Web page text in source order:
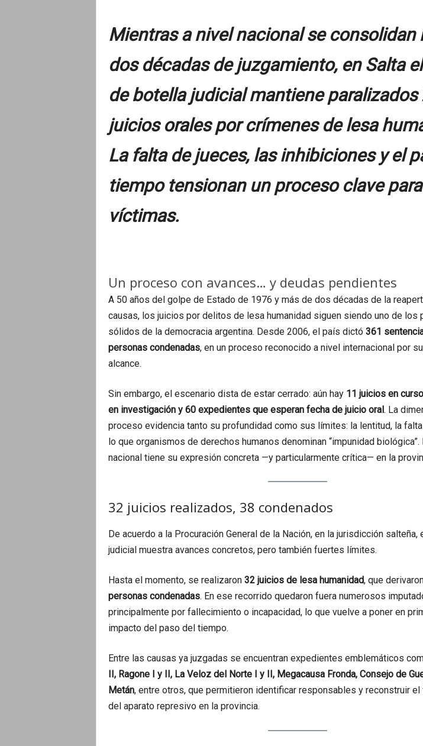
Mientras a nivel nacional se consolidan
dos décadas de juzgamiento, en Salta
de botella judicial mantiene paralizados
juicios orales por crímenes de lesa
La falta de jueces, las inhibiciones y el
tiempo tensionan un proceso clave
víctimas.
Un proceso con avances… y deudas pendientes
A 50 años del golpe de Estado de 1976 y más de dos décadas de la
causas, los juicios por delitos de lesa humanidad siguen siendo uno de los
sólidos de la democracia argentina. Desde 2006, el país dictó 361
personas condenadas, en un proceso reconocido a nivel internacional por
alcance.
Sin embargo, el escenario dista de estar cerrado: aún hay 11 juicios en
en investigación y 60 expedientes que esperan fecha de juicio oral. La
proceso evidencia tanto su profundidad como sus límites: la lentitud, la
lo que organismos de derechos humanos denominan “impunidad biológica”.
nacional tiene su expresión concreta —y particularmente crítica— en la
32 juicios realizados, 38 condenados
De acuerdo a la Procuración General de la Nación, en la jurisdicción salteña,
judicial muestra avances concretos, pero también fuertes límites.
Hasta el momento, se realizaron 32 juicios de lesa humanidad, que
personas condenadas. En ese recorrido quedaron fuera numerosos
principalmente por fallecimiento o incapacidad, lo que vuelve a poner en
impacto del paso del tiempo.
Entre las causas ya juzgadas se encuentran expedientes emblemáticos
II, Ragone I y II, La Veloz del Norte I y II, Megacausa Fronda, Consejo de
Metán, entre otros, que permitieron identificar responsables y reconstruir el
del aparato represivo en la provincia.